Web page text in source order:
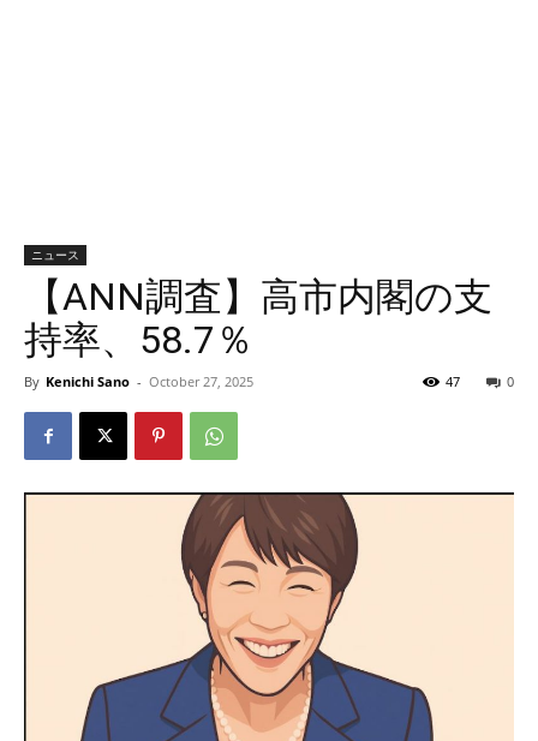
ニュース
【ANN調査】高市内閣の支
持率、58.7％
By Kenichi Sano - October 27, 2025 0
47